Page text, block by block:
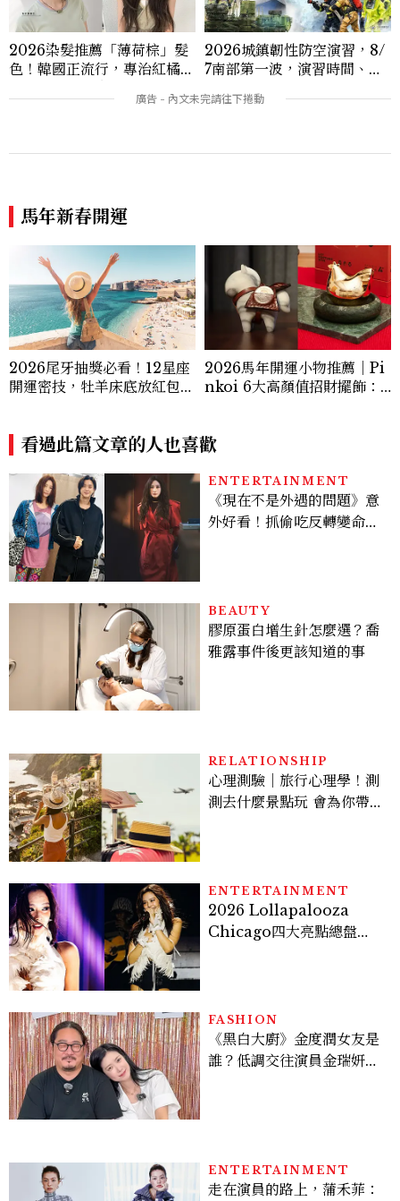
2026染髮推薦「薄荷棕」髮
色！韓國正流行，專治紅橘
2026城鎮韌性防空演習，8/
7南部第一波，演習時間、可
馬年新春開運
2026尾牙抽獎必看！12星座
開運密技，牡羊床底放紅包、
2026馬年開運小物推薦｜Pi
nkoi 6大高顏值招財擺飾：
看過此篇文章的人也喜歡
ENTERTAINMENT
《現在不是外遇的問題》意
外好看！抓偷吃反轉變命
看點懶人包
BEAUTY
膠原蛋白增生針怎麼選？喬
雅露事件後更該知道的事
RELATIONSHIP
心理測驗｜旅行心理學！測
測去什麼景點玩 會為你帶來
ENTERTAINMENT
2026 Lollapalooza
Chicago四大亮點總盤
FASHION
《黑白大廚》金度潤女友是
誰？低調交往演員金瑞妍、
ENTERTAINMENT
走在演員的路上，蒲禾菲：